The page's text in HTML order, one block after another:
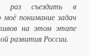
раз съездить в
понимание задач
на этом этапе
развития России.